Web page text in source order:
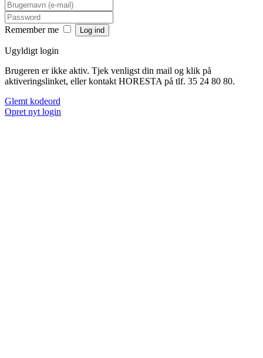
Remember me
Ugyldigt login
Brugeren er ikke aktiv. Tjek venligst din mail og klik på
aktiveringslinket, eller kontakt HORESTA på tlf. 35 24 80 80.
Glemt kodeord
Opret nyt login